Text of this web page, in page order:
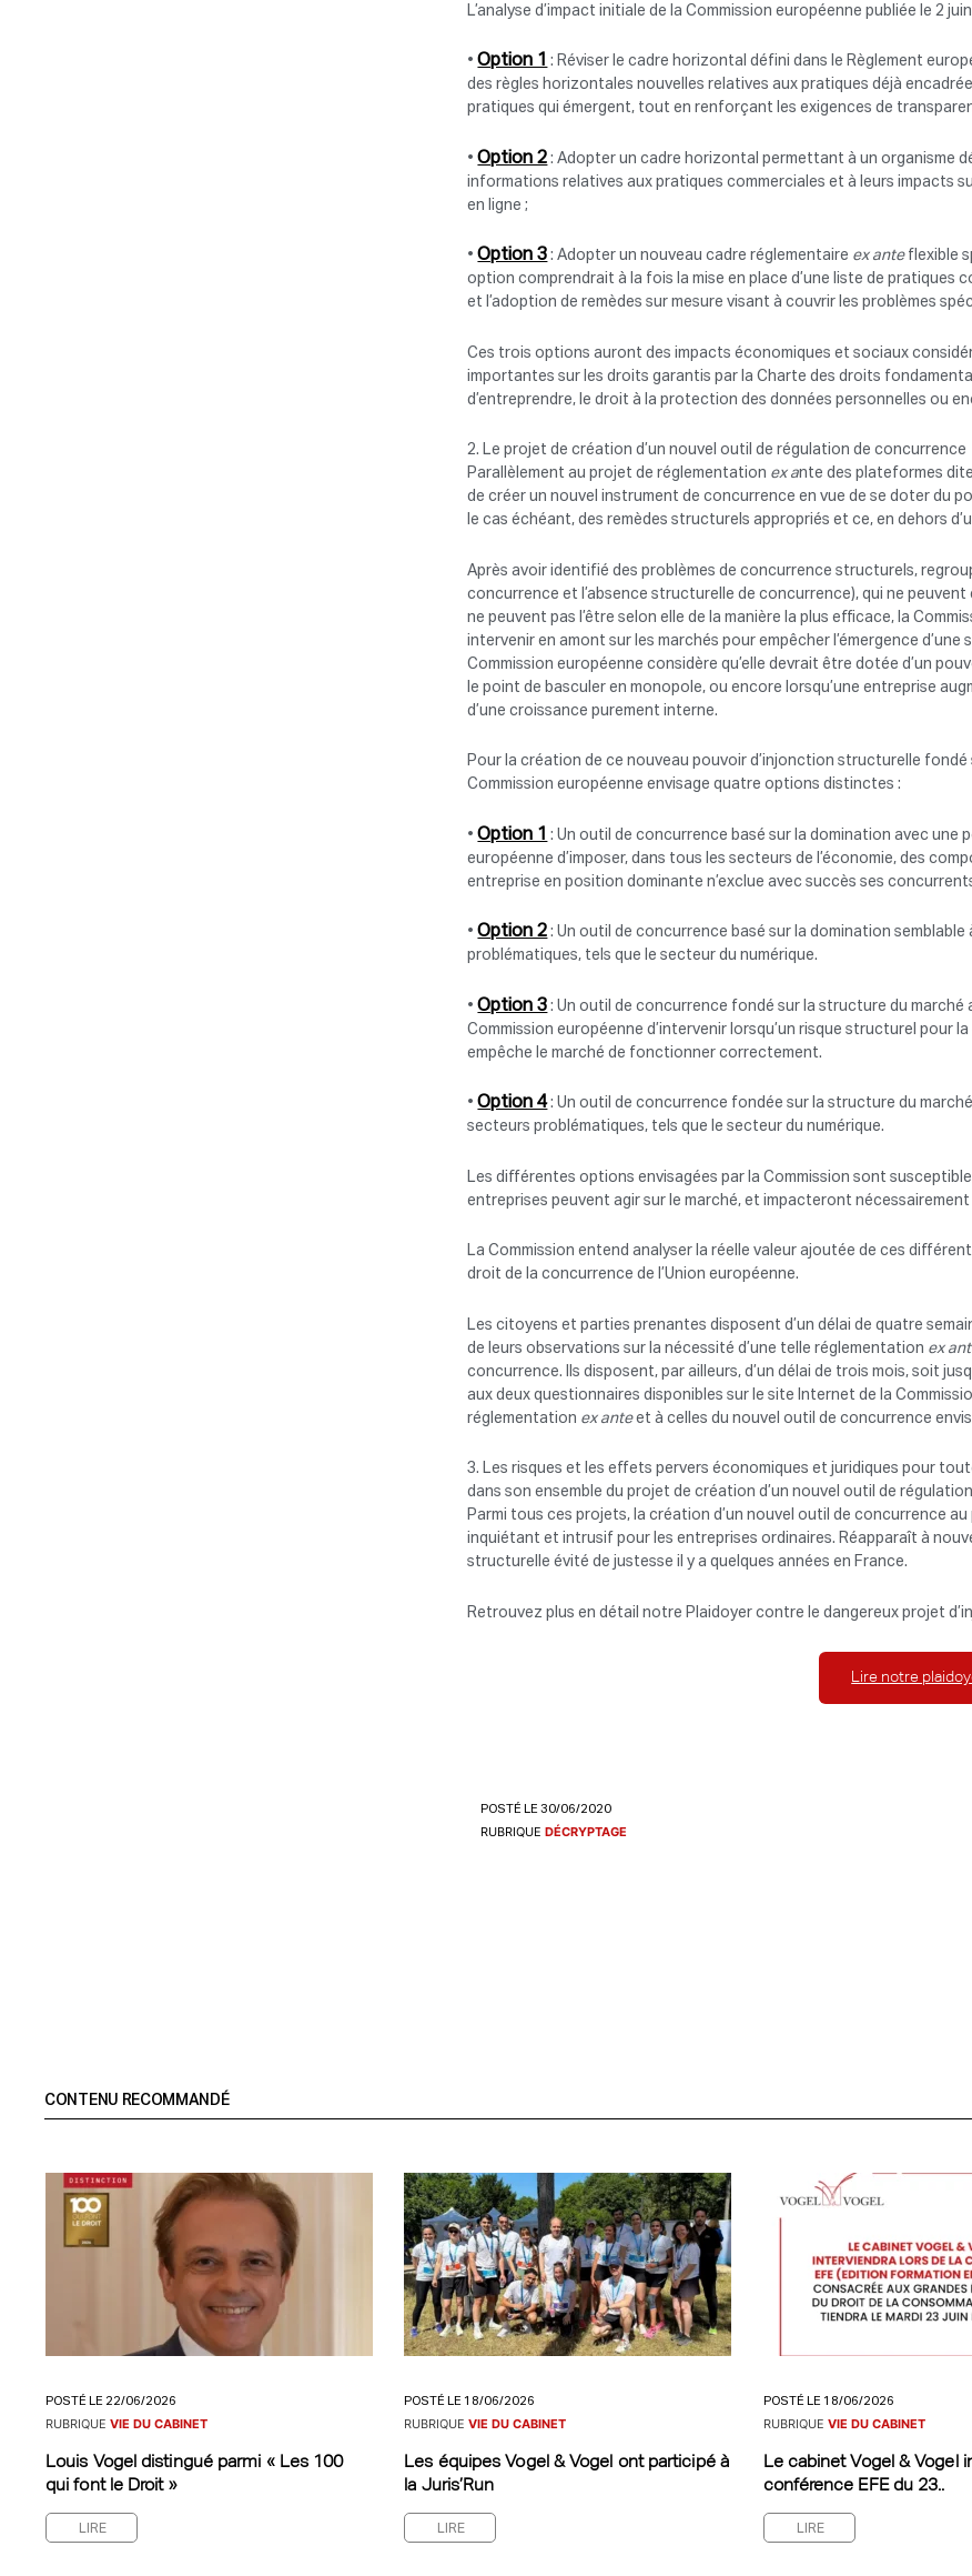
L’analyse d’impact initiale de la Commission européenne publiée le 2
•Option 1 : Réviser le cadre horizontal défini dans le Règlement
des règles horizontales nouvelles relatives aux pratiques déjà
pratiques qui émergent, tout en renforçant les exigences de
•Option 2 : Adopter un cadre horizontal permettant à un organisme
informations relatives aux pratiques commerciales et à leurs impacts
en ligne ;
•Option 3 : Adopter un nouveau cadre réglementaire ex anteflexible
option comprendrait à la fois la mise en place d’une liste de pratiques
et l’adoption de remèdes sur mesure visant à couvrir les problèmes
Ces trois options auront des impacts économiques et sociaux
importantes sur les droits garantis par la Charte des droits
d’entreprendre, le droit à la protection des données personnelles ou
2. Le projet de création d’un nouvel outil de régulation de concurrence
Parallèlement au projet de réglementation ex ante des plateformes
de créer un nouvel instrument de concurrence en vue de se doter du
le cas échéant, des remèdes structurels appropriés et ce, en dehors
Après avoir identifié des problèmes de concurrence structurels,
concurrence et l’absence structurelle de concurrence), qui ne
ne peuvent pas l’être selon elle de la manière la plus efficace, la
intervenir en amont sur les marchés pour empêcher l’émergence
Commission européenne considère qu’elle devrait être dotée d’un
le point de basculer en monopole, ou encore lorsqu’une entreprise
d’une croissance purement interne.
Pour la création de ce nouveau pouvoir d’injonction structurelle fondé
Commission européenne envisage quatre options distinctes :
•Option 1 : Un outil de concurrence basé sur la domination avec
européenne d’imposer, dans tous les secteurs de l’économie, des
entreprise en position dominante n’exclue avec succès ses
•Option 2 : Un outil de concurrence basé sur la domination
problématiques, tels que le secteur du numérique.
•Option 3 : Un outil de concurrence fondé sur la structure du
Commission européenne d’intervenir lorsqu’un risque structurel pour
empêche le marché de fonctionner correctement.
•Option 4: Un outil de concurrence fondée sur la structure du
secteurs problématiques, tels que le secteur du numérique.
Les différentes options envisagées par la Commission sont
entreprises peuvent agir sur le marché, et impacteront
La Commission entend analyser la réelle valeur ajoutée de ces
droit de la concurrence de l’Union européenne.
Les citoyens et parties prenantes disposent d’un délai de quatre
de leurs observations sur la nécessité d’une telle réglementation ex
concurrence. Ils disposent, par ailleurs, d’un délai de trois mois, soit
aux deux questionnaires disponibles sur le site Internet de la
réglementation ex anteet à celles du nouvel outil de concurrence
3. Les risques et les effets pervers économiques et juridiques pour
dans son ensemble du projet de création d’un nouvel outil de
Parmi tous ces projets, la création d’un nouvel outil de concurrence
inquiétant et intrusif pour les entreprises ordinaires. Réapparaît à
structurelle évité de justesse il y a quelques années en France.
Retrouvez plus en détail notre Plaidoyer contre le dangereux projet
Lire notre
POSTÉ LE 30/06/2020
RUBRIQUEDÉCRYPTAGE
CONTENU RECOMMANDÉ
POSTÉ LE 22/06/2026
RUBRIQUE VIE DU CABINET
Louis Vogel distingué parmi « Les 100
qui font le Droit »
LIRE
POSTÉ LE 18/06/2026
RUBRIQUEVIE DU CABINET
Les équipes Vogel & Vogel ont participé à
la Juris’Run
LIRE
POSTÉ LE 18/06/2026
RUBRIQUE VIE DU CABINET
Le cabinet Vogel & Vogel
conférence EFE du 23..
LIRE